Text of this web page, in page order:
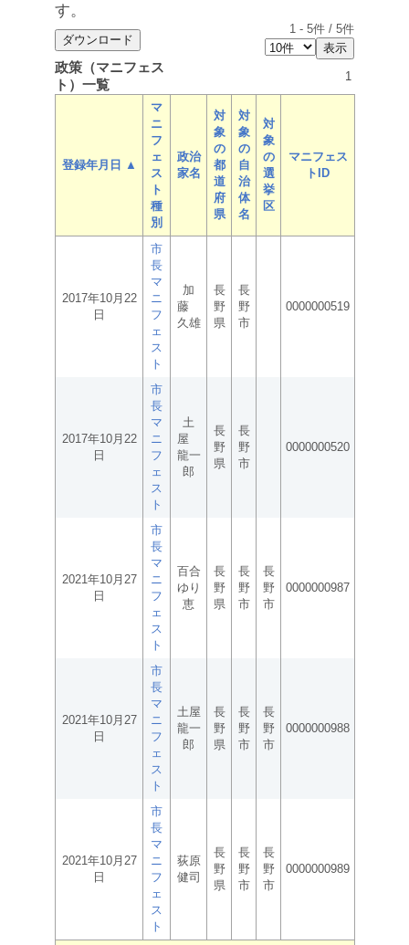
す。
1 - 5件 / 5件
政策（マニフェス
ト）一覧
1
登録年月日 ▲
マ
ニ
フ
ェ
ス
ト
種
別
政治
家名
対
象
の
都
道
府
県
対
象
の
自
治
体
名
対
象
の
選
挙
区
マニフェス
トID
2017年10月22
日
市
長
マ
ニ
フ
ェ
ス
ト
加
藤
久雄
長
野
県
長
野
市
0000000519
2017年10月22
日
市
長
マ
ニ
フ
ェ
ス
ト
土
屋
龍一
郎
長
野
県
長
野
市
0000000520
2021年10月27
日
市
長
マ
ニ
フ
ェ
ス
ト
百合
ゆり
恵
長
野
県
長
野
市
長
野
市
0000000987
2021年10月27
日
市
長
マ
ニ
フ
ェ
ス
ト
土屋
龍一
郎
長
野
県
長
野
市
長
野
市
0000000988
2021年10月27
日
市
長
マ
ニ
フ
ェ
ス
ト
荻原
健司
長
野
県
長
野
市
長
野
市
0000000989